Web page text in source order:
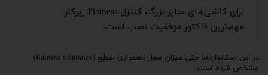
برای کاشی‌های سایز بزرگ، کنترل Flatness زیرکار
مهم‌ترین فاکتور موفقیت نصب است.
در این استانداردها حتی میزان مجاز ناهمواری سطح (flatness tolerance)
مشخص شده است.